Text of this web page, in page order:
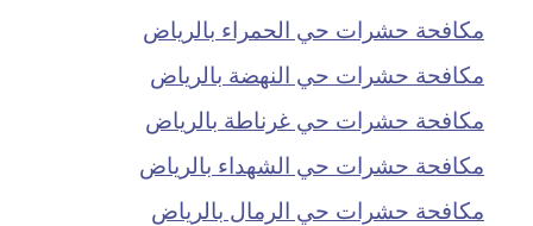
مكافحة حشرات حي الحمراء بالرياض
مكافحة حشرات حي النهضة بالرياض
مكافحة حشرات حي غرناطة بالرياض
مكافحة حشرات حي الشهداء بالرياض
مكافحة حشرات حي الرمال بالرياض